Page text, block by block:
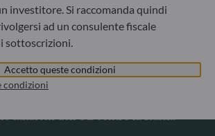
approvata dalla
B 29891
sanzioni dell'UE contro la Russia
investitore. Si raccomanda quindi
ad un consulente fiscale
sottoscrizioni.
Accetto queste condizioni
condizioni